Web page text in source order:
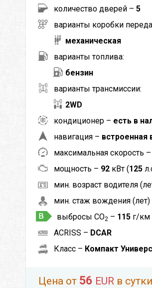
количество дверей – 5
варианты коробки
механическая
варианты топлива:
бензин
варианты трансмиссии:
2WD
кондиционер – есть в
навигация – встроенная
максимальная скорость –
мощность – 92 кВт (125
мин. возраст водителя
мин. стаж вождения (лет)
выбросы CO2 – 115 г/км
ACRISS – DCAR
Класс – Компакт
Цена от 56 EUR в сутки